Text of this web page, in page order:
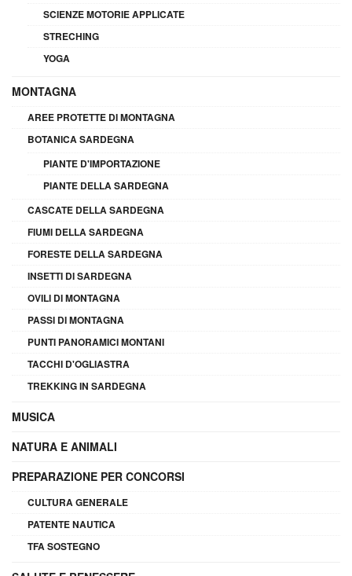
SCIENZE MOTORIE APPLICATE
STRECHING
YOGA
MONTAGNA
AREE PROTETTE DI MONTAGNA
BOTANICA SARDEGNA
PIANTE D'IMPORTAZIONE
PIANTE DELLA SARDEGNA
CASCATE DELLA SARDEGNA
FIUMI DELLA SARDEGNA
FORESTE DELLA SARDEGNA
INSETTI DI SARDEGNA
OVILI DI MONTAGNA
PASSI DI MONTAGNA
PUNTI PANORAMICI MONTANI
TACCHI D'OGLIASTRA
TREKKING IN SARDEGNA
MUSICA
NATURA E ANIMALI
PREPARAZIONE PER CONCORSI
CULTURA GENERALE
PATENTE NAUTICA
TFA SOSTEGNO